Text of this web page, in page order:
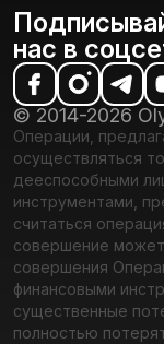
нас в
© 2014-2026
Операции,
осуществляться
дееспособными
инструментами,
считаться
совершение
совершения
финансовыми
существенные
полностью